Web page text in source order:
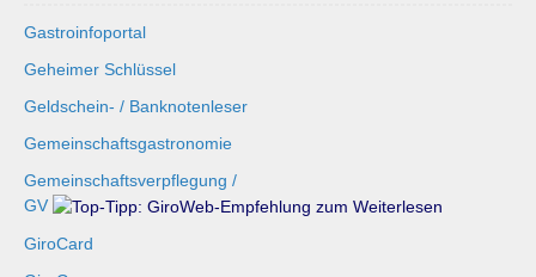
Gastroinfoportal
Geheimer Schlüssel
Geldschein- / Banknotenleser
Gemeinschaftsgastronomie
Gemeinschaftsverpflegung /
GV
GiroCard